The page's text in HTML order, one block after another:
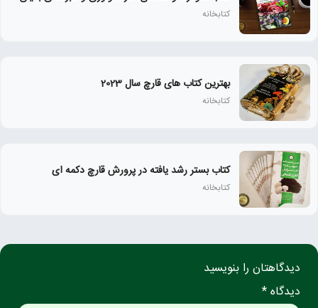
کتابخانه
بهترین کتاب های قارچ سال 2023
کتابخانه
کتاب بستر رشد یافته در پرورش قارچ دکمه ای
کتابخانه
دیدگاهتان را بنویسید
دیدگاه *